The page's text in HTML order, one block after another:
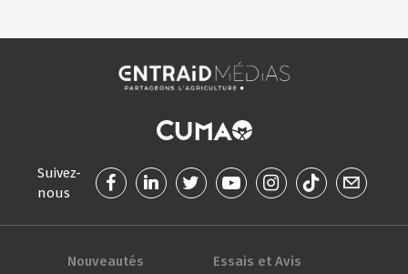
Suivez-
nous
Nouveautés Essais et Avis